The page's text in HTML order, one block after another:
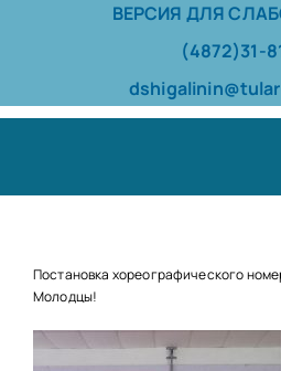
ВЕРСИЯ ДЛЯ
(4872)31-
О
Постановка хореографического
Молодцы!